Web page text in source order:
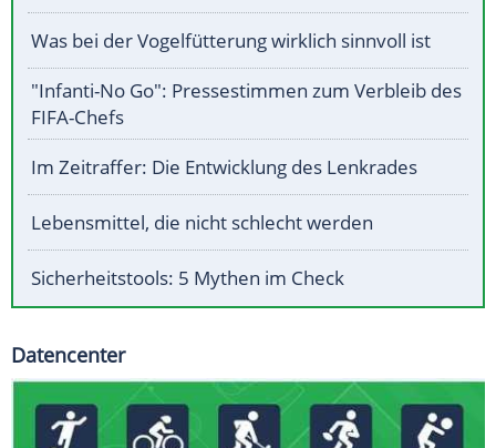
Was bei der Vogelfütterung wirklich sinnvoll ist
"Infanti-No Go": Pressestimmen zum Verbleib des
FIFA-Chefs
Im Zeitraffer: Die Entwicklung des Lenkrades
Lebensmittel, die nicht schlecht werden
Sicherheitstools: 5 Mythen im Check
Datencenter